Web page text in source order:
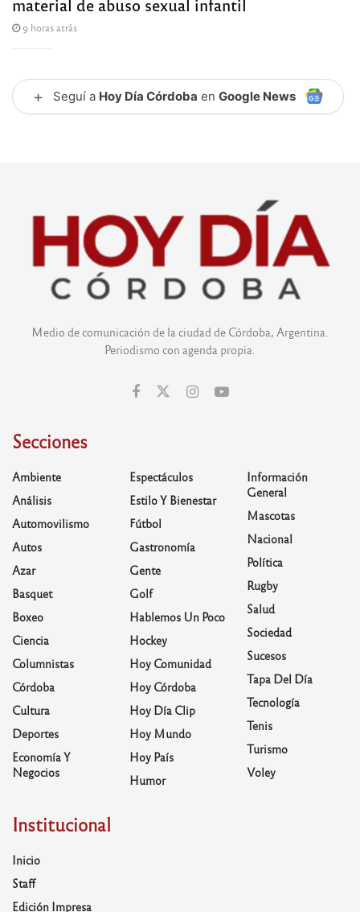
9 horas atrás
+ Seguí a Hoy Día Córdoba en Google News
Medio de comunicación de la ciudad de Córdoba, Argentina.
Periodismo con agenda propia.
Secciones
Ambiente
Análisis
Automovilismo
Autos
Azar
Basquet
Boxeo
Ciencia
Columnistas
Córdoba
Cultura
Deportes
Economía Y
Negocios
Espectáculos
Estilo Y Bienestar
Fútbol
Gastronomía
Gente
Golf
Hablemos Un Poco
Hockey
Hoy Comunidad
Hoy Córdoba
Hoy Día Clip
Hoy Mundo
Hoy País
Humor
Información
General
Mascotas
Nacional
Política
Rugby
Salud
Sociedad
Sucesos
Tapa Del Día
Tecnología
Tenis
Turismo
Voley
Institucional
Inicio
Staff
Edición Impresa